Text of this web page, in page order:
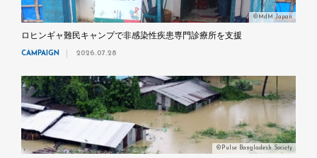
©MdM Japan
ロヒンギャ難民キャンプで非感染性疾患専門診療所を支援
CAMPAIGN 2026.07.28
©Pulse Bangladesh Society